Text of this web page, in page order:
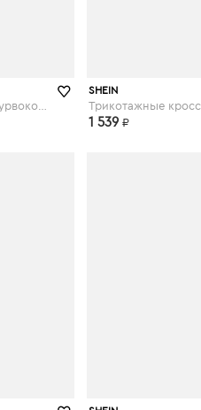
SHEIN
1 539 ₽